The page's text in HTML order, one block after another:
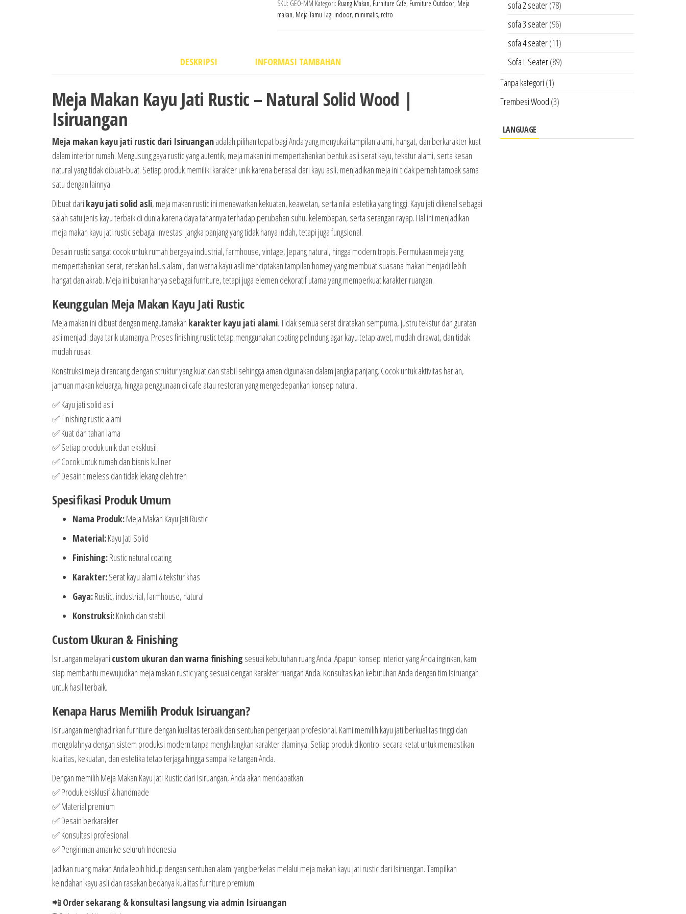
SKU: GEO-MM Kategori: Ruang Makan, Furniture Cafe, Furniture Outdoor, Meja
makan, Meja Tamu Tag: indoor, minimalis, retro
DESKRIPSI INFORMASI TAMBAHAN
Meja Makan Kayu Jati Rustic – Natural Solid Wood |
Isiruangan
Meja makan kayu jati rustic dari Isiruanganadalah pilihan tepat bagi Anda yang menyukai tampilan alami, hangat, dan berkarakter kuat
dalam interior rumah. Mengusung gaya rustic yang autentik, meja makan ini mempertahankan bentuk asli serat kayu, tekstur alami, serta kesan
natural yang tidak dibuat-buat. Setiap produk memiliki karakter unik karena berasal dari kayu asli, menjadikan meja ini tidak pernah tampak sama
satu dengan lainnya.
Dibuat dari kayu jati solid asli, meja makan rustic ini menawarkan kekuatan, keawetan, serta nilai estetika yang tinggi. Kayu jati dikenal sebagai
salah satu jenis kayu terbaik di dunia karena daya tahannya terhadap perubahan suhu, kelembapan, serta serangan rayap. Hal ini menjadikan
meja makan kayu jati rustic sebagai investasi jangka panjang yang tidak hanya indah, tetapi juga fungsional.
Desain rustic sangat cocok untuk rumah bergaya industrial, farmhouse, vintage, Jepang natural, hingga modern tropis. Permukaan meja yang
mempertahankan serat, retakan halus alami, dan warna kayu asli menciptakan tampilan homey yang membuat suasana makan menjadi lebih
hangat dan akrab. Meja ini bukan hanya sebagai furniture, tetapi juga elemen dekoratif utama yang memperkuat karakter ruangan.
Keunggulan Meja Makan Kayu Jati Rustic
Meja makan ini dibuat dengan mengutamakan karakter kayu jati alami. Tidak semua serat diratakan sempurna, justru tekstur dan guratan
asli menjadi daya tarik utamanya. Proses finishing rustic tetap menggunakan coating pelindung agar kayu tetap awet, mudah dirawat, dan tidak
mudah rusak.
Konstruksi meja dirancang dengan struktur yang kuat dan stabil sehingga aman digunakan dalam jangka panjang. Cocok untuk aktivitas harian,
jamuan makan keluarga, hingga penggunaan di cafe atau restoran yang mengedepankan konsep natural.
✅ Kayu jati solid asli
✅ Finishing rustic alami
✅ Kuat dan tahan lama
✅ Setiap produk unik dan eksklusif
✅ Cocok untuk rumah dan bisnis kuliner
✅ Desain timeless dan tidak lekang oleh tren
Spesifikasi Produk Umum
Nama Produk:Meja Makan Kayu Jati Rustic
Material:Kayu Jati Solid
Finishing:Rustic natural coating
Karakter:Serat kayu alami & tekstur khas
Gaya:Rustic, industrial, farmhouse, natural
Konstruksi:Kokoh dan stabil
Custom Ukuran & Finishing
Isiruangan melayani custom ukuran dan warna finishing sesuai kebutuhan ruang Anda. Apapun konsep interior yang Anda inginkan, kami
siap membantu mewujudkan meja makan rustic yang sesuai dengan karakter ruangan Anda. Konsultasikan kebutuhan Anda dengan tim Isiruangan
untuk hasil terbaik.
Kenapa Harus Memilih Produk Isiruangan?
Isiruangan menghadirkan furniture dengan kualitas terbaik dan sentuhan pengerjaan profesional. Kami memilih kayu jati berkualitas tinggi dan
mengolahnya dengan sistem produksi modern tanpa menghilangkan karakter alaminya. Setiap produk dikontrol secara ketat untuk memastikan
kualitas, kekuatan, dan estetika tetap terjaga hingga sampai ke tangan Anda.
Dengan memilih Meja Makan Kayu Jati Rustic dari Isiruangan, Anda akan mendapatkan:
✅ Produk eksklusif & handmade
✅ Material premium
✅ Desain berkarakter
✅ Konsultasi profesional
✅ Pengiriman aman ke seluruh Indonesia
Jadikan ruang makan Anda lebih hidup dengan sentuhan alami yang berkelas melalui meja makan kayu jati rustic dari Isiruangan. Tampilkan
keindahan kayu asli dan rasakan bedanya kualitas furniture premium.
📲 Order sekarang & konsultasi langsung via admin Isiruangan
sofa 2 seater(78)
sofa 3 seater(96)
sofa 4 seater(11)
Sofa L Seater(89)
Tanpa kategori (1)
Trembesi Wood (3)
LANGUAGE